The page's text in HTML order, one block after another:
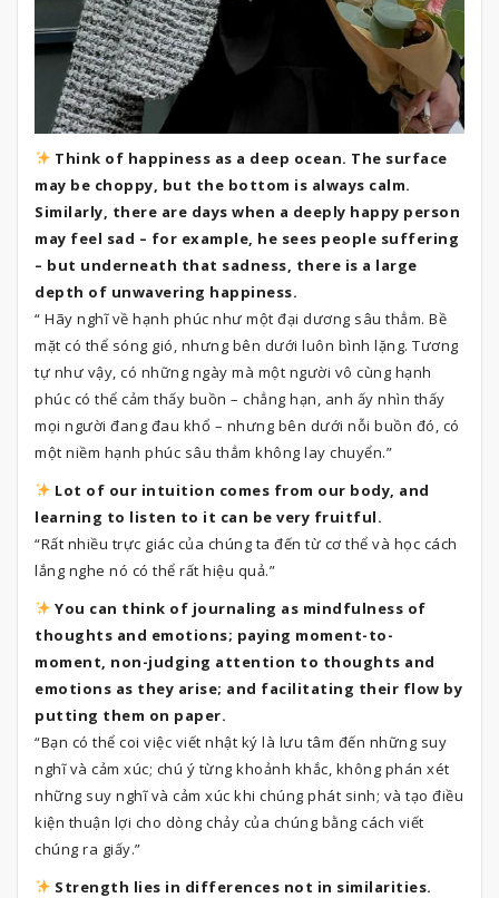
Think of happiness as a deep ocean. The surface
may be choppy, but the bottom is always calm.
Similarly, there are days when a deeply happy person
may feel sad – for example, he sees people suffering
– but underneath that sadness, there is a large
depth of unwavering happiness.
“ Hãy nghĩ về hạnh phúc như một đại dương sâu thẳm. Bề
mặt có thể sóng gió, nhưng bên dưới luôn bình lặng. Tương
tự như vậy, có những ngày mà một người vô cùng hạnh
phúc có thể cảm thấy buồn – chẳng hạn, anh ấy nhìn thấy
mọi người đang đau khổ – nhưng bên dưới nỗi buồn đó, có
một niềm hạnh phúc sâu thẳm không lay chuyển.”
Lot of our intuition comes from our body, and
learning to listen to it can be very fruitful.
“Rất nhiều trực giác của chúng ta đến từ cơ thể và học cách
lắng nghe nó có thể rất hiệu quả.”
You can think of journaling as mindfulness of
thoughts and emotions; paying moment-to-
moment, non-judging attention to thoughts and
emotions as they arise; and facilitating their flow by
putting them on paper.
“Bạn có thể coi việc viết nhật ký là lưu tâm đến những suy
nghĩ và cảm xúc; chú ý từng khoảnh khắc, không phán xét
những suy nghĩ và cảm xúc khi chúng phát sinh; và tạo điều
kiện thuận lợi cho dòng chảy của chúng bằng cách viết
chúng ra giấy.”
Strength lies in differences not in similarities.